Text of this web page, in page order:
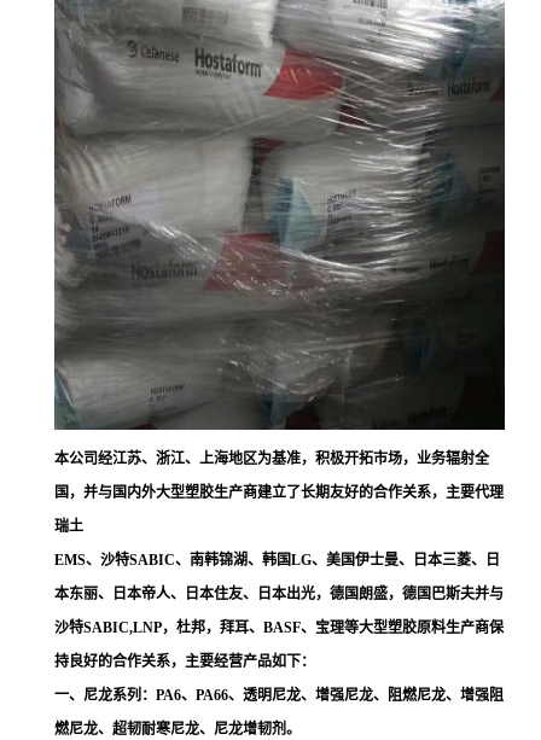
本公司经江苏、浙江、上海地区为基准，积极开拓市场，业务辐射全
国，并与国内外大型塑胶生产商建立了长期友好的合作关系，主要代理
瑞土
EMS、沙特SABIC、南韩锦湖、韩国LG、美国伊士曼、日本三菱、日
本东丽、日本帝人、日本住友、日本出光，德国朗盛，德国巴斯夫并与
沙特SABIC,LNP，杜邦，拜耳、BASF、宝理等大型塑胶原料生产商保
持良好的合作关系，主要经营产品如下：
一、尼龙系列：PA6、PA66、透明尼龙、增强尼龙、阻燃尼龙、增强阻
燃尼龙、超韧耐寒尼龙、尼龙增韧剂。